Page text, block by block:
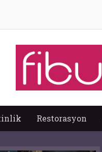
Restorasyon